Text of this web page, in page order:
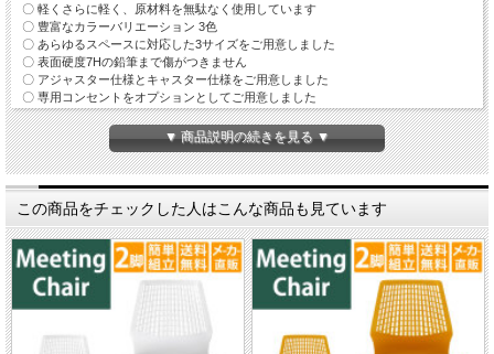
〇 軽くさらに軽く、原材料を無駄なく使用しています
〇 豊富なカラーバリエーション 3色
〇 あらゆるスペースに対応した3サイズをご用意しました
〇 表面硬度7Hの鉛筆まで傷がつきません
〇 アジャスター仕様とキャスター仕様をご用意しました
〇 専用コンセントをオプションとしてご用意しました
〇 デスクとしてもご使用して頂けます
〇 椅子とのコンビネーションも最適です
〇 メーカー直売です！ 良品で安値！【家具のAKIRA】
▼ 商品説明の続きを見る ▼
この商品をチェックした人はこんな商品も見ています